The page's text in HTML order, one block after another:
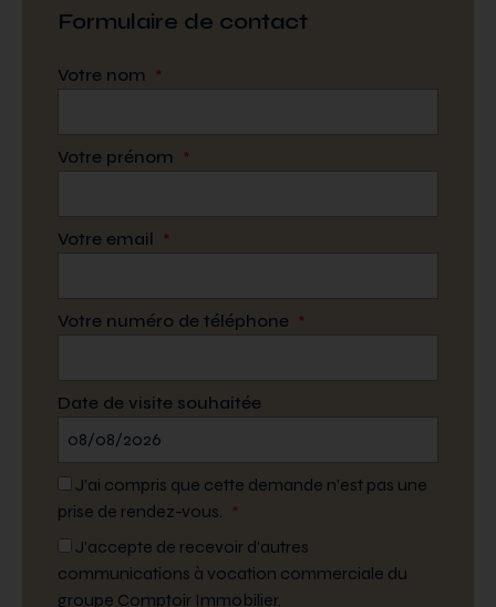
Formulaire de contact
Votre nom *
Votre prénom *
Votre email *
Votre numéro de téléphone *
Date de visite souhaitée
J’ai compris que cette demande n’est pas une
prise de rendez-vous. *
J'accepte de recevoir d'autres
communications à vocation commerciale du
groupe Comptoir Immobilier.